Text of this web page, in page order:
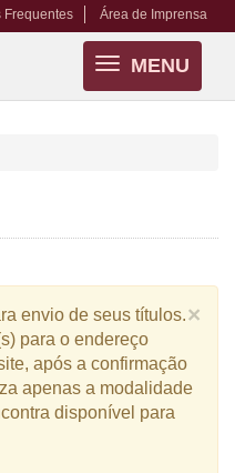
Frequentes Área de Imprensa
MENU
Toggle
navigation
×
envio de seus títulos.
para o endereço
após a confirmação
apenas a modalidade
disponível para